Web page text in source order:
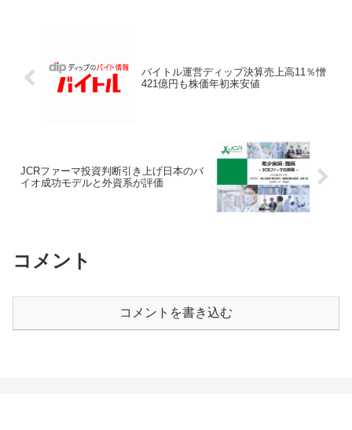
バイトル運営ディップ決算売上高11％憎
421億円も株価年初来安値
JCRファーマ投資判断引き上げ日本のバ
イオ成功モデルと外資系が評価
コメント
コメントを書き込む